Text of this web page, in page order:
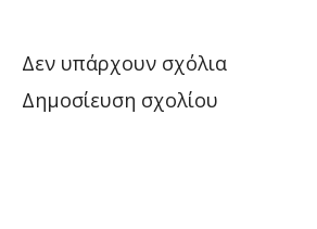
Δεν υπάρχουν σχόλια
Δημοσίευση σχολίου